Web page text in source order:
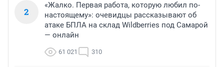
2
«Жалко. Первая работа, которую любил по-
настоящему»: очевидцы рассказывают об
атаке БПЛА на склад Wildberries под Самарой
— онлайн
61 021 310